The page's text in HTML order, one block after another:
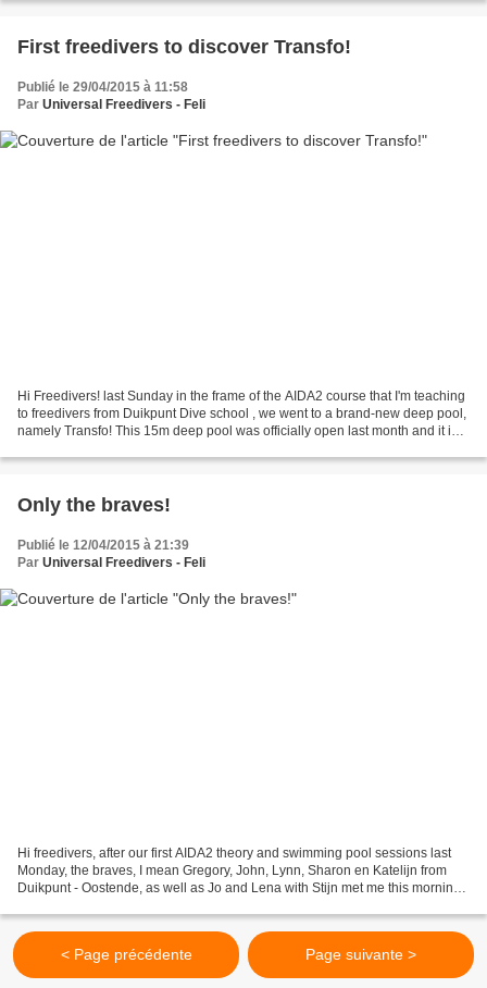
First freedivers to discover Transfo!
Publié le 29/04/2015 à 11:58
Par Universal Freedivers - Feli
Hi Freedivers! last Sunday in the frame of the AIDA2 course that I'm teaching
to freedivers from Duikpunt Dive school , we went to a brand-new deep pool,
namely Transfo! This 15m deep pool was officially open last month and it is
Only the braves!
Publié le 12/04/2015 à 21:39
Par Universal Freedivers - Feli
Hi freedivers, after our first AIDA2 theory and swimming pool sessions last
Monday, the braves, I mean Gregory, John, Lynn, Sharon en Katelijn from
Duikpunt - Oostende, as well as Jo and Lena with Stijn met me this morning
< Page précédente Page suivante >